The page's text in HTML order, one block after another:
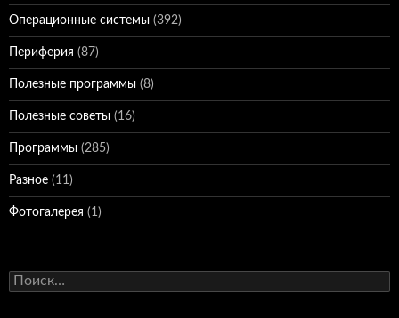
Операционные системы (392)
Периферия (87)
Полезные программы (8)
Полезные советы (16)
Программы (285)
Разное (11)
Фотогалерея (1)
Найти: